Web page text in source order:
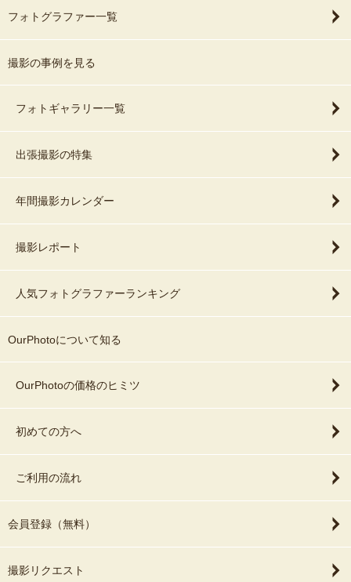
フォトグラファー一覧
撮影の事例を見る
フォトギャラリー一覧
出張撮影の特集
年間撮影カレンダー
撮影レポート
人気フォトグラファーランキング
OurPhotoについて知る
OurPhotoの価格のヒミツ
初めての方へ
ご利用の流れ
会員登録（無料）
撮影リクエスト